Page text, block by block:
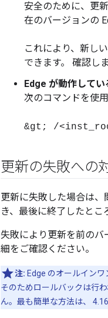
安全のために、更
在のバージョンの
これにより、新し
できます。 確認し
Edge が動作して
次のコマンドを使
&gt; /
更新の失敗への
更新に失敗した場合は、
き、最後に終了したとこ
失敗により更新を前のバ
細をご確認ください。
注: Edge のオールイン
そのためロールバックは行
ん。最も簡単な方法は、